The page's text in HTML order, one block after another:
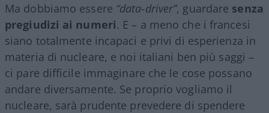
Ma dobbiamo essere “data-driver”, guardare senza
pregiudizi ai numeri. E – a meno che i francesi
siano totalmente incapaci e privi di esperienza in
materia di nucleare, e noi italiani ben più saggi –
ci pare difficile immaginare che le cose possano
andare diversamente. Se proprio vogliamo il
nucleare, sarà prudente prevedere di spendere